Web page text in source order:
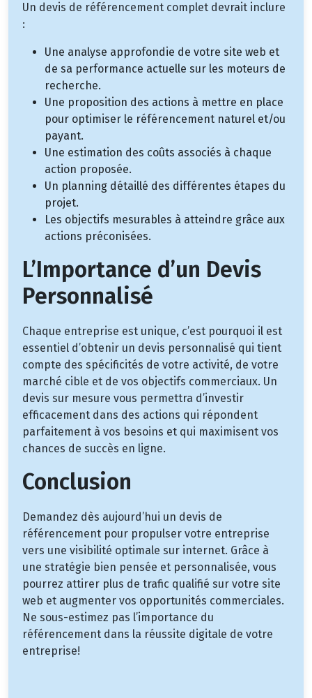
Un devis de référencement complet devrait inclure
:
Une analyse approfondie de votre site web et
de sa performance actuelle sur les moteurs de
recherche.
Une proposition des actions à mettre en place
pour optimiser le référencement naturel et/ou
payant.
Une estimation des coûts associés à chaque
action proposée.
Un planning détaillé des différentes étapes du
projet.
Les objectifs mesurables à atteindre grâce aux
actions préconisées.
L’Importance d’un Devis
Personnalisé
Chaque entreprise est unique, c’est pourquoi il est
essentiel d’obtenir un devis personnalisé qui tient
compte des spécificités de votre activité, de votre
marché cible et de vos objectifs commerciaux. Un
devis sur mesure vous permettra d’investir
efficacement dans des actions qui répondent
parfaitement à vos besoins et qui maximisent vos
chances de succès en ligne.
Conclusion
Demandez dès aujourd’hui un devis de
référencement pour propulser votre entreprise
vers une visibilité optimale sur internet. Grâce à
une stratégie bien pensée et personnalisée, vous
pourrez attirer plus de trafic qualifié sur votre site
web et augmenter vos opportunités commerciales.
Ne sous-estimez pas l’importance du
référencement dans la réussite digitale de votre
entreprise!